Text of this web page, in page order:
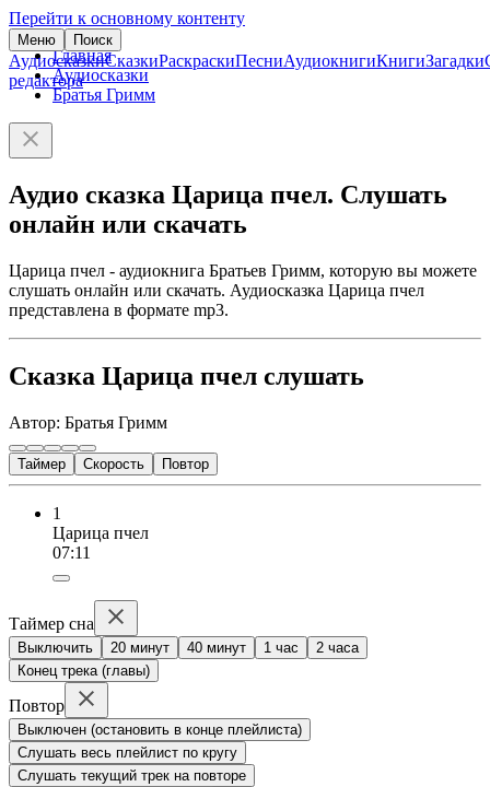
Перейти к основному контенту
Меню Поиск
АудиосказкиСказкиРаскраскиПесниАудиокнигиКнигиЗагадки
редактора
Главная
Аудиосказки
Братья Гримм
Аудио сказка Царица пчел. Слушать
онлайн или скачать
Царица пчел - аудиокнига Братьев Гримм, которую вы можете
слушать онлайн или скачать. Аудиосказка Царица пчел
представлена в формате mp3.
Сказка Царица пчел слушать
Автор: Братья Гримм
Таймер Скорость Повтор
1
Царица пчел
07:11
Таймер сна
Выключить 20 минут 40 минут 1 час
2 часа
Конец трека (главы)
Повтор
Выключен (остановить в конце плейлиста)
Слушать весь плейлист по кругу
Слушать текущий трек на повторе